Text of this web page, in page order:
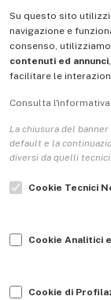
MENU
La Nostra Storia
Le Copertine
L’Associazione
Indirizzo Socio
Guida per le
Su questo sito
navigazione e
consenso,
contenuti ed annunci
facilitare le
Consulta
La chiusura del
default e la
diversi da quelli tecnici.
Cookie Tecnici
Cookie Analitici
Cookie di